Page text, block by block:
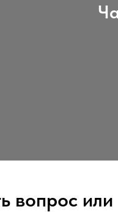
вопрос